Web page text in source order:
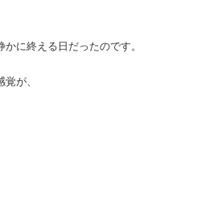
に終える日だったのです。
が、